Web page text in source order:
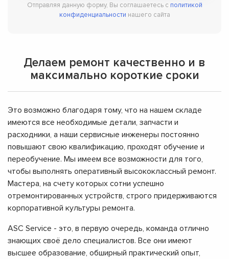
Отправляя данную форму, Вы соглашаетесь с политикой
конфиденциальности нашего сайта
Делаем ремонт качественно и в
максимально короткие сроки
Это возможно благодаря тому, что на нашем складе
имеются все необходимые детали, запчасти и
расходники, а наши сервисные инженеры постоянно
повышают свою квалификацию, проходят обучение и
переобучение. Мы имеем все возможности для того,
чтобы выполнять оперативный высококлассный ремонт.
Мастера, на счету которых сотни успешно
отремонтированных устройств, строго придерживаются
корпоративной культуры ремонта.
ASC Service - это, в первую очередь, команда отлично
знающих своё дело специалистов. Все они имеют
высшее образование, обширный практический опыт,